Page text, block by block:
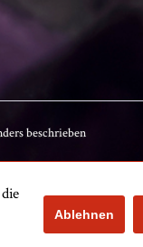
beschrieben
Ablehnen